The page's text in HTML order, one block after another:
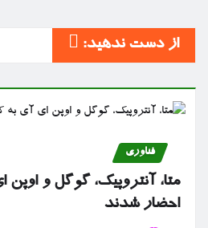
از دست ندهید:
فناوری
متا، آنتروپیک، گوگل و
احضار شدند